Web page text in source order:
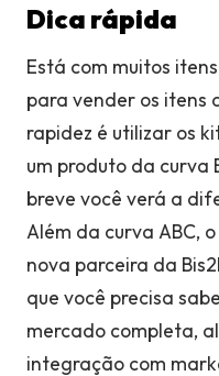
Dica rápida
Está com muitos
para vender os itens
rapidez é utilizar os
um produto da curva
breve você verá a
Além da curva ABC,
nova parceira da
que você precisa
mercado completa,
integração com